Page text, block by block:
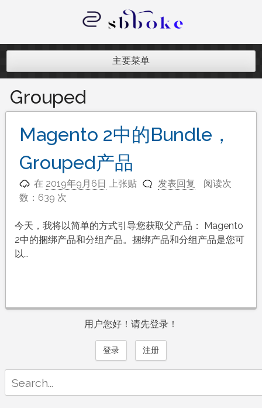
内
记录跨境电商独立站开发遇到的点点
主要菜单
Grouped
Magento 2中的Bundle，
Grouped产品
在 2019年9月6日 上张贴 发表回复
阅读次
数：639 次
今天，我将以简单的方式引导您获取父产品： Magento
2中的捆绑产品和分组产品。捆绑产品和分组产品是您可
以…
用户您好！请先登录！
登录 注册
for: